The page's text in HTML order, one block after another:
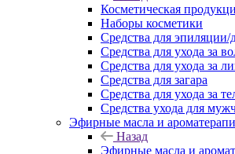
Косметическая
Наборы косметики
Средства для эпиляции/
Средства для ухода за
Средства для ухода за
Средства для загара
Средства для ухода за
Средства ухода для
Эфирные масла и
Назад
Эфирные масла и